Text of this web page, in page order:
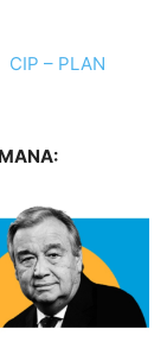
CIP – PLAN